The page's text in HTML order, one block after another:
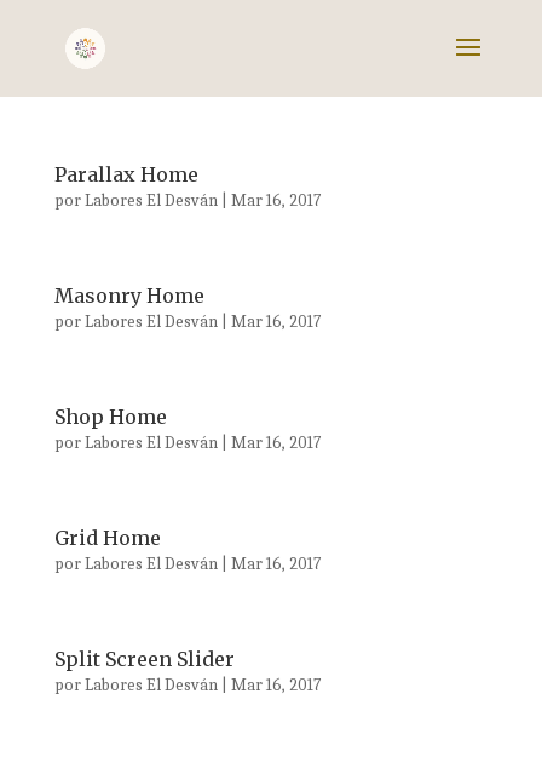
Parallax Home
porLabores El Desván| Mar 16, 2017
Masonry Home
porLabores El Desván| Mar 16, 2017
Shop Home
porLabores El Desván| Mar 16, 2017
Grid Home
porLabores El Desván| Mar 16, 2017
Split Screen Slider
porLabores El Desván| Mar 16, 2017